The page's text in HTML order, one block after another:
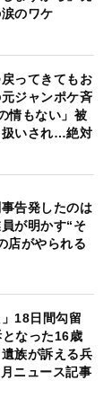
のワケ
ってきてもお
ジャンポケ斉
情もない」被
扱いされ…絶対
告発したのは
が明かす“そ
店がやられる
18日間勾留
なった16歳
族が訴える兵
ニュース記事